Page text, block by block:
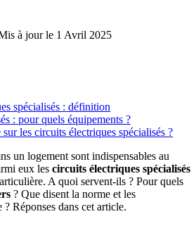
à jour le 1 Avril 2025
spécialisés : définition
: pour quels équipements ?
les circuits électriques spécialisés ?
un logement sont indispensables au
eux les circuits électriques spécialisés
A quoi servent-ils ? Pour quels
? Que disent la norme et les
? Réponses dans cet article.